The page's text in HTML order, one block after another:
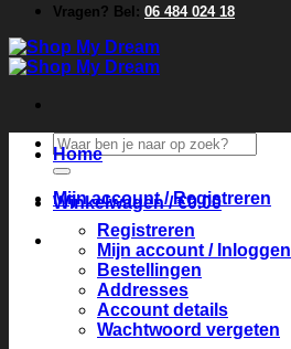
Vragen? Bel: 06 484 024 18
Zoeken
naar:
Winkelwagen /€0.00
Home
Mijn account / Registreren
Registreren
Mijn account / Inloggen
Bestellingen
Addresses
Account details
Wachtwoord vergeten